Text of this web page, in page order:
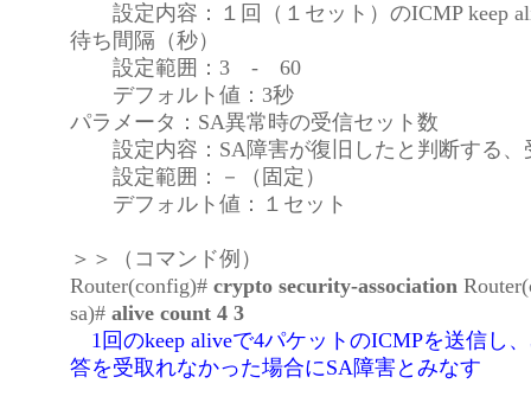
設定内容：１回（１セット）のICMP keep
待ち間隔（秒）
設定範囲：3 - 60
デフォルト値：3秒
パラメータ：SA異常時の受信セット数
設定内容：SA障害が復旧したと判断する、
設定範囲：－（固定）
デフォルト値：１セット
＞＞（コマンド例）
Router(config)# crypto security-association
sa)# alive count 4 3
1回のkeep aliveで4パケットのICMPを送信し
答を受取れなかった場合にSA障害とみなす